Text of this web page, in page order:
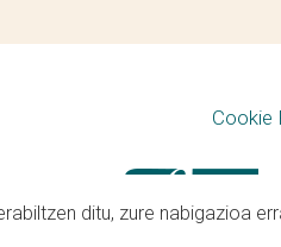
Cookie
ditu, zure nabigazioa